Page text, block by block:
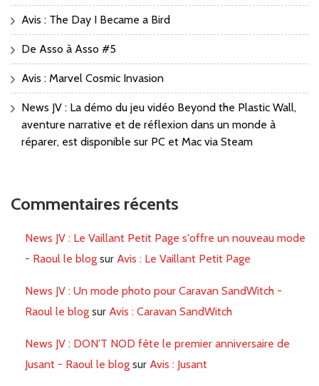
Avis : The Day I Became a Bird
De Asso à Asso #5
Avis : Marvel Cosmic Invasion
News JV : La démo du jeu vidéo Beyond the Plastic Wall,
aventure narrative et de réflexion dans un monde à
réparer, est disponible sur PC et Mac via Steam
Commentaires récents
News JV : Le Vaillant Petit Page s'offre un nouveau mode
- Raoul le blog sur Avis : Le Vaillant Petit Page
News JV : Un mode photo pour Caravan SandWitch -
Raoul le blog sur Avis : Caravan SandWitch
News JV : DON'T NOD fête le premier anniversaire de
Jusant - Raoul le blog sur Avis : Jusant